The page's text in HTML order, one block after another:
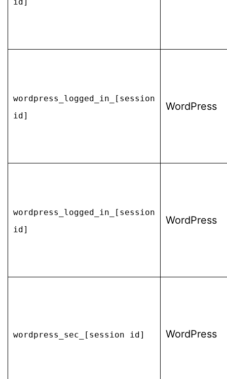
wordpress_logged_in_[session
id]
WordPress
wordpress_logged_in_[session
id]
WordPress
wordpress_sec_[session id] WordPress